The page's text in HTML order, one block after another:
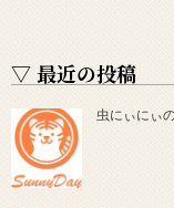
▽ 最近の投稿
虫にぃにぃ